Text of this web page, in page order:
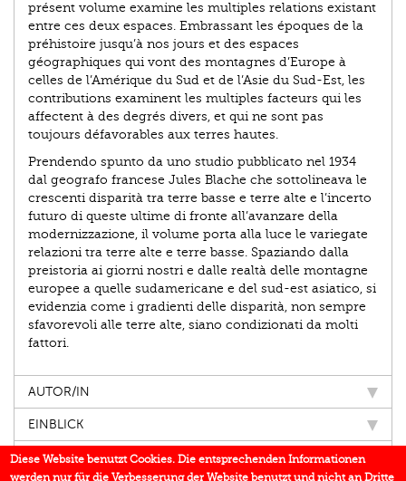
présent volume examine les multiples relations existant
entre ces deux espaces. Embrassant les époques de la
préhistoire jusqu’à nos jours et des espaces
géographiques qui vont des montagnes d’Europe à
celles de l’Amérique du Sud et de l’Asie du Sud-Est, les
contributions examinent les multiples facteurs qui les
affectent à des degrés divers, et qui ne sont pas
toujours défavorables aux terres hautes.
Prendendo spunto da uno studio pubblicato nel 1934
dal geografo francese Jules Blache che sottolineava le
crescenti disparità tra terre basse e terre alte e l’incerto
futuro di queste ultime di fronte all’avanzare della
modernizzazione, il volume porta alla luce le variegate
relazioni tra terre alte e terre basse. Spaziando dalla
preistoria ai giorni nostri e dalle realtà delle montagne
europee a quelle sudamericane e del sud-est asiatico, si
evidenzia come i gradienti delle disparità, non sempre
sfavorevoli alle terre alte, siano condizionati da molti
fattori.
AUTOR/IN
EINBLICK
IN DEN MEDIEN
Diese Website benutzt Cookies. Die entsprechenden Informationen
werden nur für die Verbesserung der Website benutzt und nicht an Dritte